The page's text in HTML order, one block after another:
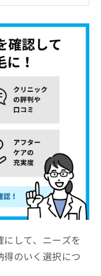
して、ニーズを
のいく選択につ